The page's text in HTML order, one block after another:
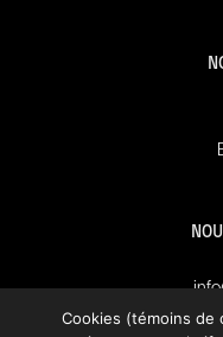
Cookies (témoins de